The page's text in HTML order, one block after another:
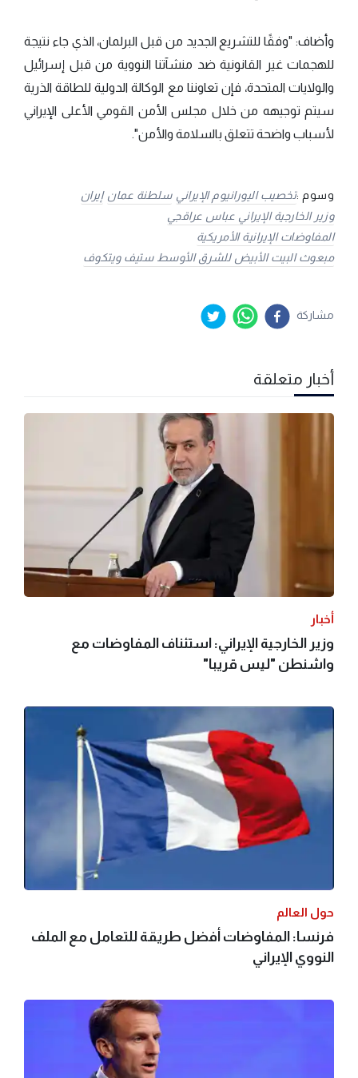
وأضاف: "وفقًا للتشريع الجديد من قبل البرلمان، الذي جاء نتيجة
للهجمات غير القانونية ضد منشآتنا النووية من قبل إسرائيل
والولايات المتحدة، فإن تعاوننا مع الوكالة الدولية للطاقة الذرية
سيتم توجيهه من خلال مجلس الأمن القومي الأعلى الإيراني
لأسباب واضحة تتعلق بالسلامة والأمن".
وسوم :تخصيب اليورانيوم الإيراني سلطنة عمان إيران
وزير الخارجية الإيراني عباس عراقجي
المفاوضات الإيرانية الأمريكية
مبعوث البيت الأبيض للشرق الأوسط ستيف ويتكوف
مشاركة
أخبار متعلقة
أخبار
وزير الخارجية الإيراني: استئناف المفاوضات مع
واشنطن "ليس قريبا"
حول العالم
فرنسا: المفاوضات أفضل طريقة للتعامل مع الملف
النووي الإيراني